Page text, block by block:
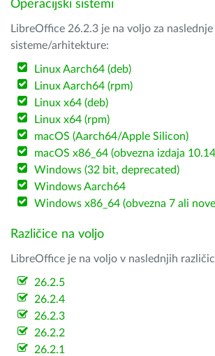
Operacijski sistemi
LibreOffice 26.2.3 je na voljo za
sisteme/arhitekture:
Linux Aarch64 (deb)
Linux Aarch64 (rpm)
Linux x64 (deb)
Linux x64 (rpm)
macOS (Aarch64/Apple Silicon)
macOS x86_64 (obvezna izdaja
Windows (32 bit, deprecated)
Windows Aarch64
Windows x86_64 (obvezna 7 ali
Različice na voljo
LibreOffice je na voljo v naslednjih
26.2.5
26.2.4
26.2.3
26.2.2
26.2.1